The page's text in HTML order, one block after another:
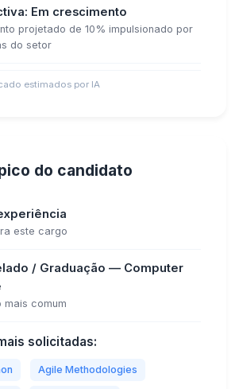
Em crescimento
projetado de 10% impulsionado por
do setor
estimados por IA
do candidato
este cargo
/ Graduação — Computer
mais comum
solicitadas:
Agile Methodologies